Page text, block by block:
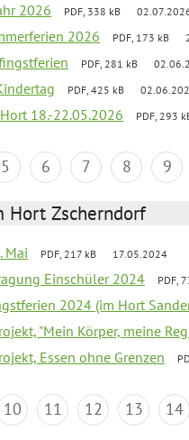
2026 PDF, 338 kB
2026 PDF, 173 kB
PDF, 281 kB
PDF, 425 kB
18.-22.05.2026 PDF, 293
5 6 7 8 9
Hort Zscherndorf
Mai PDF, 217 kB 17.05.2024
Einschüler 2024 PDF,
2024 (im Hort
"Mein Körper, meine
Essen ohne Grenzen
10 11 12 13 14